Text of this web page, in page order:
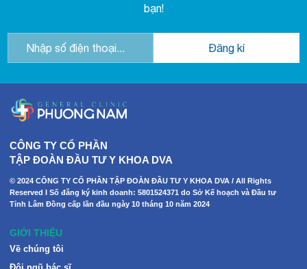
bạn!
CÔNG TY CỔ PHẦN
TẬP ĐOÀN ĐẦU TƯ Y KHOA DVA
© 2024 CÔNG TY CỔ PHẦN TẬP ĐOÀN ĐẦU TƯ Y KHOA DVA / All Rights
Reserved I Số đăng ký kinh doanh: 5801524371 do Sở Kế hoạch và Đầu tư
Tỉnh Lâm Đồng cấp lần đầu ngày 10 tháng 10 năm 2024
GIỚI THIỆU
Về chúng tôi